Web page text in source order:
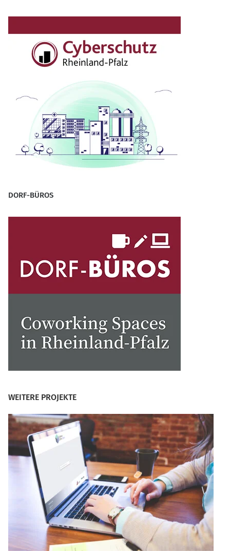
DORF-BÜROS
WEITERE PROJEKTE